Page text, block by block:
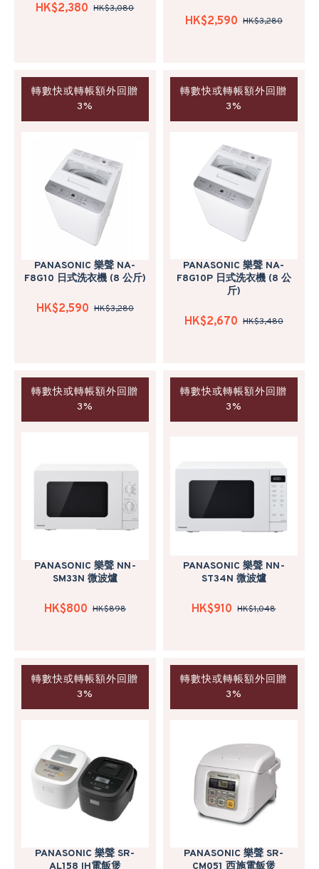
HK$2,380 HK$3,080
HK$2,590 HK$3,280
轉數快或轉帳額外回贈
3%
PANASONIC 樂聲 NA-
F8G10 日式洗衣機 (8 公斤)
HK$2,590 HK$3,280
轉數快或轉帳額外回贈
3%
PANASONIC 樂聲 NA-
F8G10P 日式洗衣機 (8 公
斤)
HK$2,670 HK$3,480
轉數快或轉帳額外回贈
3%
PANASONIC 樂聲 NN-
SM33N 微波爐
HK$800 HK$898
轉數快或轉帳額外回贈
3%
PANASONIC 樂聲 NN-
ST34N 微波爐
HK$910 HK$1,048
轉數快或轉帳額外回贈
3%
PANASONIC 樂聲 SR-
AL158 IH電飯煲
轉數快或轉帳額外回贈
3%
PANASONIC 樂聲 SR-
CM051 西施電飯煲